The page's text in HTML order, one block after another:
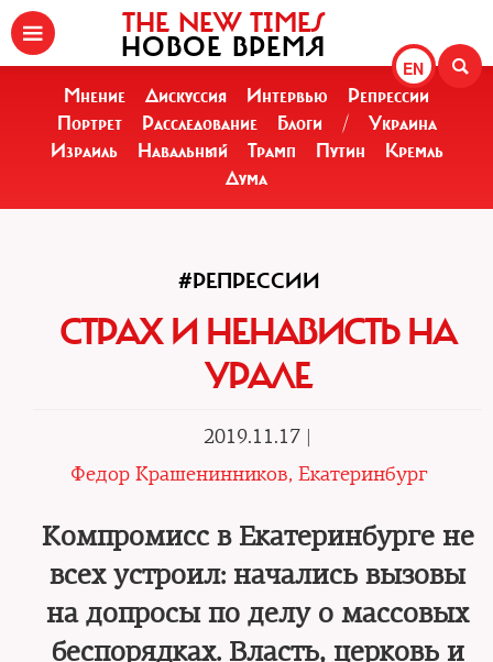
EN
THE NEW TIMES
НОВОЕ ВРЕМЯ
Мнение Дискуссия Интервью
Репрессии
Портрет
Расследование Блоги /
Украина
Израиль
Навальный Трамп Путин
Кремль
Дума
#РЕПРЕССИИ
СТРАХ И НЕНАВИСТЬ НА
УРАЛЕ
2019.11.17 |
Федор Крашенинников, Екатеринбург
Компромисс в Екатеринбурге не
всех устроил: начались вызовы
на допросы по делу о массовых
беспорядках. Власть, церковь и